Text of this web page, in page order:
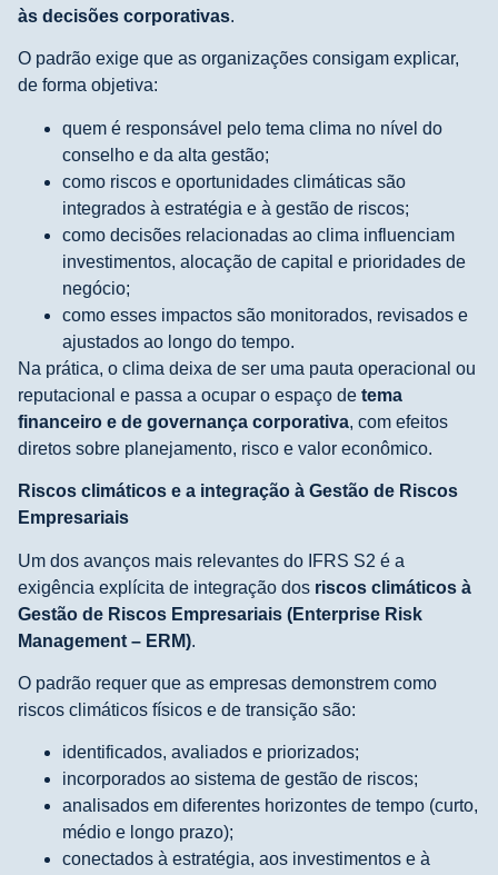
às decisões corporativas.
O padrão exige que as organizações consigam explicar,
de forma objetiva:
quem é responsável pelo tema clima no nível do
conselho e da alta gestão;
como riscos e oportunidades climáticas são
integrados à estratégia e à gestão de riscos;
como decisões relacionadas ao clima influenciam
investimentos, alocação de capital e prioridades de
negócio;
como esses impactos são monitorados, revisados e
ajustados ao longo do tempo.
Na prática, o clima deixa de ser uma pauta operacional ou
reputacional e passa a ocupar o espaço de tema
financeiro e de governança corporativa, com efeitos
diretos sobre planejamento, risco e valor econômico.
Riscos climáticos e a integração à Gestão de Riscos
Empresariais
Um dos avanços mais relevantes do IFRS S2 é a
exigência explícita de integração dos riscos climáticos à
Gestão de Riscos Empresariais (Enterprise Risk
Management – ERM).
O padrão requer que as empresas demonstrem como
riscos climáticos físicos e de transição são:
identificados, avaliados e priorizados;
incorporados ao sistema de gestão de riscos;
analisados em diferentes horizontes de tempo (curto,
médio e longo prazo);
conectados à estratégia, aos investimentos e à